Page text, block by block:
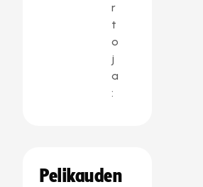
r
t
o
j
a
:
Pelikauden